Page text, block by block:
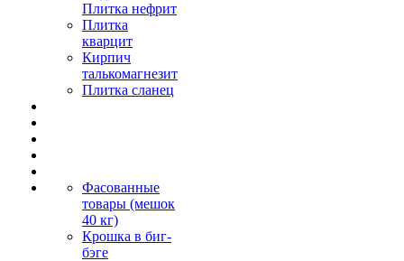
Плитка нефрит
Плитка
кварцит
Кирпич
талькомагнезит
Плитка сланец
Фасованные
товары (мешок
40 кг)
Крошка в биг-
бэге